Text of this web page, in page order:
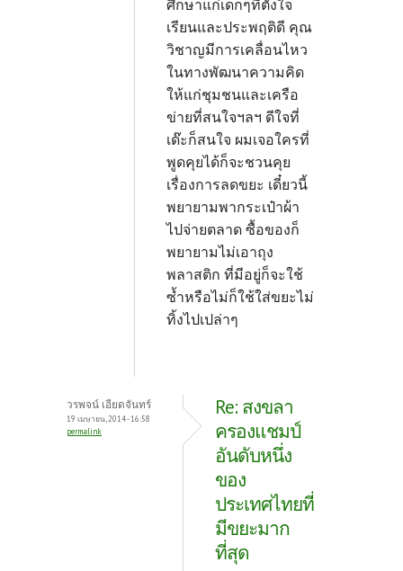
ศึกษาแก่เด็กๆที่ตั้งใจ
เรียนและประพฤติดี คุณ
วิชาญมีการเคลื่อนไหว
ในทางพัฒนาความคิด
ให้แก่ชุมชนและเครือ
ข่ายที่สนใจฯลฯ ดีใจที่
เด๊ะก็สนใจ ผมเจอใครที่
พูดคุยได้ก็จะชวนคุย
เรื่องการลดขยะ เดี๋ยวนี้
พยายามพากระเป๋าผ้า
ไปจ่ายตลาด ซื้อของก็
พยายามไม่เอาถุง
พลาสติก ที่มีอยู่ก็จะใช้
ซ้ำหรือไม่ก็ใช้ใส่ขยะไม่
ทิ้งไปเปล่าๆ
วรพจน์ เอียดจันทร์
19 เมษายน, 2014 - 16:58
permalink
Re: สงขลา
ครองแชมป์
อันดับหนึ่ง
ของ
ประเทศไทยที่
มีขยะมาก
ที่สุด